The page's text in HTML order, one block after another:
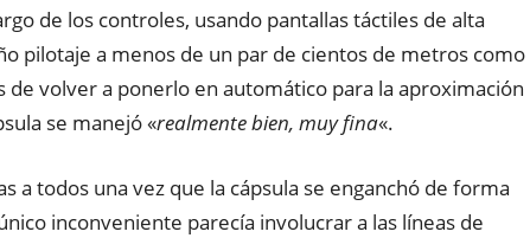
de los controles, usando pantallas táctiles de alta
pilotaje a menos de un par de cientos de metros como
volver a ponerlo en automático para la aproximación
se manejó «realmente bien, muy fina«.
a todos una vez que la cápsula se enganchó de forma
inconveniente parecía involucrar a las líneas de